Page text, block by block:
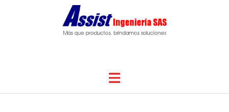
Alternar
menú